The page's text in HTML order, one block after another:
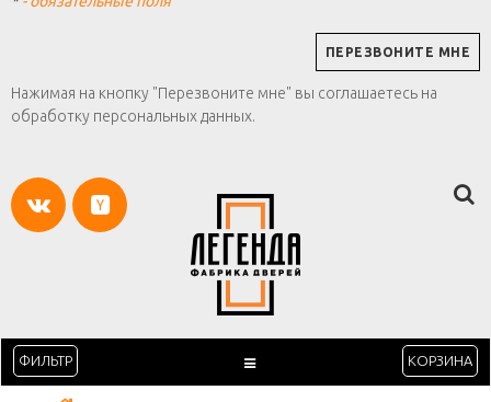
Нажимая на кнопку "Перезвоните мне" вы соглашаетесь на
обработку персональных данных.
ФИЛЬТР КОРЗИНА